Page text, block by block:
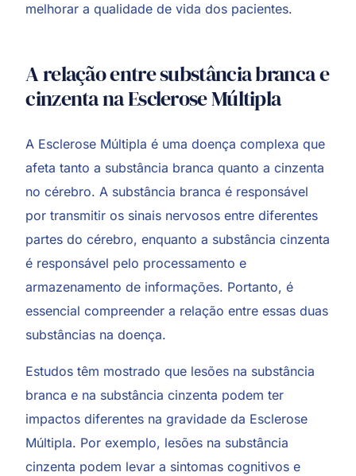
melhorar a qualidade de vida dos pacientes.
A relação entre substância branca e
cinzenta na Esclerose Múltipla
A Esclerose Múltipla é uma doença complexa que
afeta tanto a substância branca quanto a cinzenta
no cérebro. A substância branca é responsável
por transmitir os sinais nervosos entre diferentes
partes do cérebro, enquanto a substância cinzenta
é responsável pelo processamento e
armazenamento de informações. Portanto, é
essencial compreender a relação entre essas duas
substâncias na doença.
Estudos têm mostrado que lesões na substância
branca e na substância cinzenta podem ter
impactos diferentes na gravidade da Esclerose
Múltipla. Por exemplo, lesões na substância
cinzenta podem levar a sintomas cognitivos e